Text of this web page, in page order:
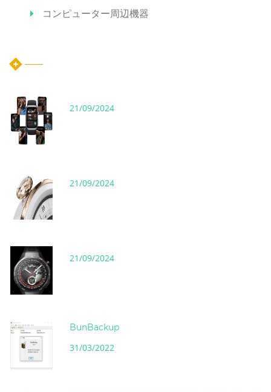
コンピューター周辺機器
21/09/2024
21/09/2024
21/09/2024
BunBackup
31/03/2022